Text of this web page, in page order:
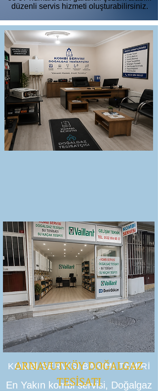
düzenli servis hizmeti oluşturabilirsiniz.
KOMBİ SERVİSİ BAKIMI TAMİRİ
En Yakın kombi servisi, Doğalgaz
ARNAVUTKÖY DOĞALGAZ
TESİSATI